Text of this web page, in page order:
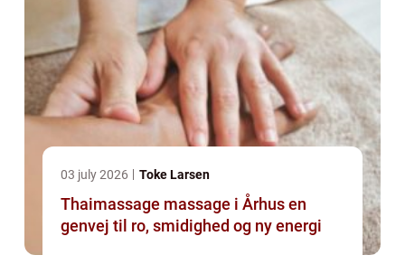
03 july 2026 Toke Larsen
Thaimassage massage i Århus en
genvej til ro, smidighed og ny energi